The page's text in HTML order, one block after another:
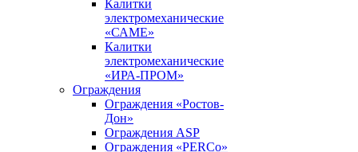
Калитки
электромеханические
«САМЕ»
Калитки
электромеханические
«ИРА-ПРОМ»
Ограждения
Ограждения «Ростов-
Дон»
Ограждения ASP
Ограждения «PERCo»